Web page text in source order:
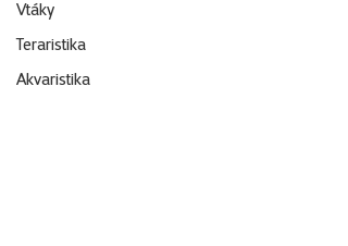
Vtáky
Teraristika
Akvaristika